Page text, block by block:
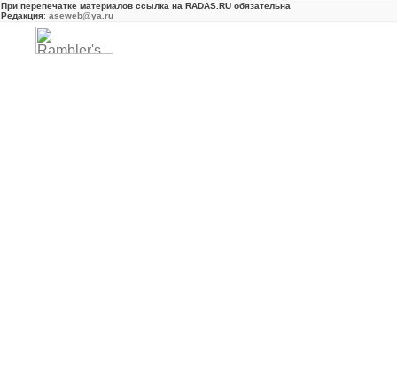
При перепечатке материалов ссылка на RADAS.RU обязательна
Редакция: aseweb@ya.ru